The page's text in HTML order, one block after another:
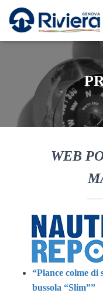
WEB
“Plance colme
bussola “Slim””